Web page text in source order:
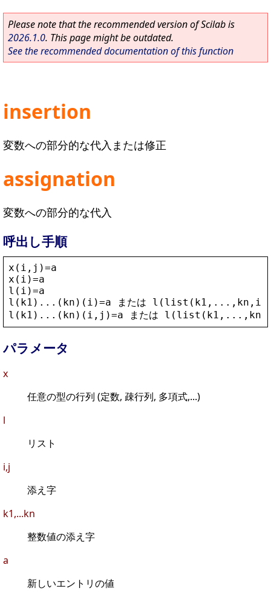
Please note that the recommended version of Scilab is
2026.1.0. This page might be outdated.
See the recommended documentation of this function
insertion
変数への部分的な代入または修正
assignation
変数への部分的な代入
呼出し手順
x ( i , j )=a
x ( i )=a
l ( i )=a
l ( k1 )...( kn )( i )=a または l ( list ( k1 ,..., kn , i
l ( k1 )...( kn )( i , j )=a または l ( list ( k1 ,..., kn
パラメータ
x
任意の型の行列 (定数, 疎行列, 多項式,...)
l
リスト
i,j
添え字
k1,...kn
整数値の添え字
a
新しいエントリの値